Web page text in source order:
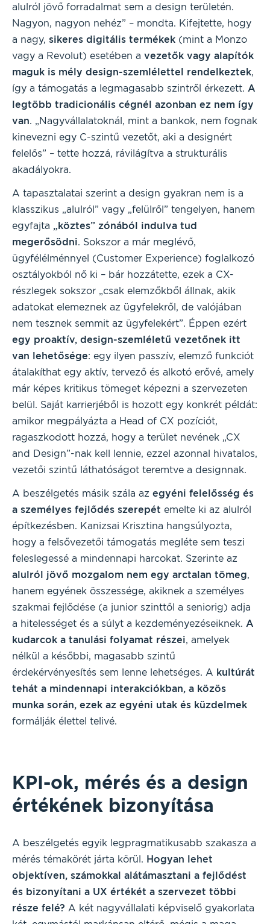
alulról jövő forradalmat sem a design területén.
Nagyon, nagyon nehéz” – mondta. Kifejtette, hogy
a nagy, sikeres digitális termékek (mint a Monzo
vagy a Revolut) esetében a vezetők vagy alapítók
maguk is mély design-szemlélettel rendelkeztek,
így a támogatás a legmagasabb szintről érkezett. A
legtöbb tradicionális cégnél azonban ez nem így
van. „Nagyvállalatoknál, mint a bankok, nem fognak
kinevezni egy C-szintű vezetőt, aki a designért
felelős” – tette hozzá, rávilágítva a strukturális
akadályokra.
A tapasztalatai szerint a design gyakran nem is a
klasszikus „alulról” vagy „felülről” tengelyen, hanem
egyfajta „köztes” zónából indulva tud
megerősödni. Sokszor a már meglévő,
ügyfélélménnyel (Customer Experience) foglalkozó
osztályokból nő ki – bár hozzátette, ezek a CX-
részlegek sokszor „csak elemzőkből állnak, akik
adatokat elemeznek az ügyfelekről, de valójában
nem tesznek semmit az ügyfelekért”. Éppen ezért
egy proaktív, design-szemléletű vezetőnek itt
van lehetősége: egy ilyen passzív, elemző funkciót
átalakíthat egy aktív, tervező és alkotó erővé, amely
már képes kritikus tömeget képezni a szervezeten
belül. Saját karrierjéből is hozott egy konkrét példát:
amikor megpályázta a Head of CX pozíciót,
ragaszkodott hozzá, hogy a terület nevének „CX
and Design”-nak kell lennie, ezzel azonnal hivatalos,
vezetői szintű láthatóságot teremtve a designnak.
A beszélgetés másik szála az egyéni felelősség és
a személyes fejlődés szerepét emelte ki az alulról
építkezésben. Kanizsai Krisztina hangsúlyozta,
hogy a felsővezetői támogatás megléte sem teszi
feleslegessé a mindennapi harcokat. Szerinte az
alulról jövő mozgalom nem egy arctalan tömeg,
hanem egyének összessége, akiknek a személyes
szakmai fejlődése (a junior szinttől a seniorig) adja
a hitelességet és a súlyt a kezdeményezéseiknek. A
kudarcok a tanulási folyamat részei, amelyek
nélkül a későbbi, magasabb szintű
érdekérvényesítés sem lenne lehetséges. A kultúrát
tehát a mindennapi interakciókban, a közös
munka során, ezek az egyéni utak és küzdelmek
formálják élettel telivé.
KPI-ok, mérés és a design
értékének bizonyítása
A beszélgetés egyik legpragmatikusabb szakasza a
mérés témakörét járta körül. Hogyan lehet
objektíven, számokkal alátámasztani a fejlődést
és bizonyítani a UX értékét a szervezet többi
része felé? A két nagyvállalati képviselő gyakorlata